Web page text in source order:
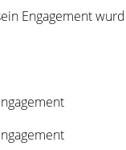
Engagement